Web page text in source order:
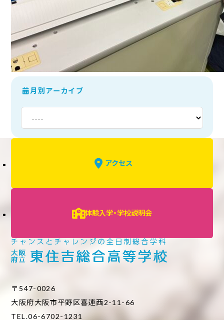
月別アーカイブ
アクセス
体験入学・学校説明会
〒547-0026
大阪府大阪市平野区喜連西2-11-66
TEL.06-6702-1231